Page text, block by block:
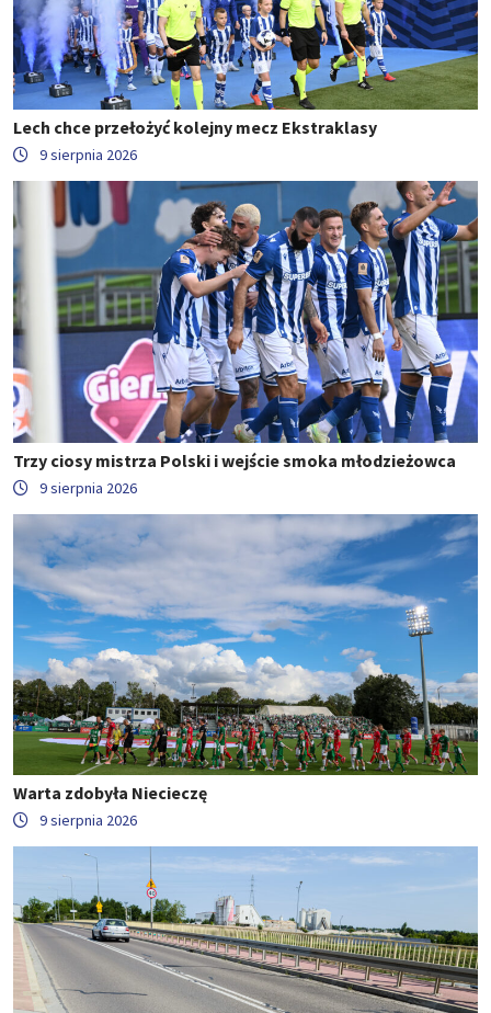
Lech chce przełożyć kolejny mecz Ekstraklasy
9 sierpnia 2026
Trzy ciosy mistrza Polski i wejście smoka młodzieżowca
9 sierpnia 2026
Warta zdobyła Niecieczę
9 sierpnia 2026